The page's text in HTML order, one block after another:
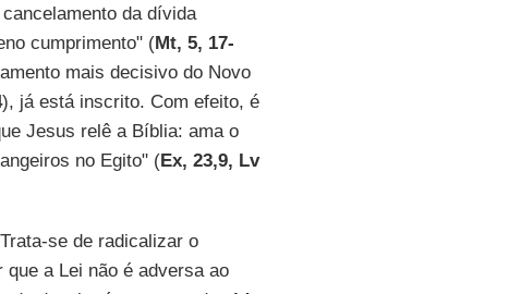
da dívida
cumprimento" (Mt, 5, 17-
mais decisivo do Novo
), já está inscrito. Com efeito, é
Jesus relê a Bíblia: ama o
no Egito" (Ex, 23,9, Lv
se de radicalizar o
que a Lei não é adversa ao